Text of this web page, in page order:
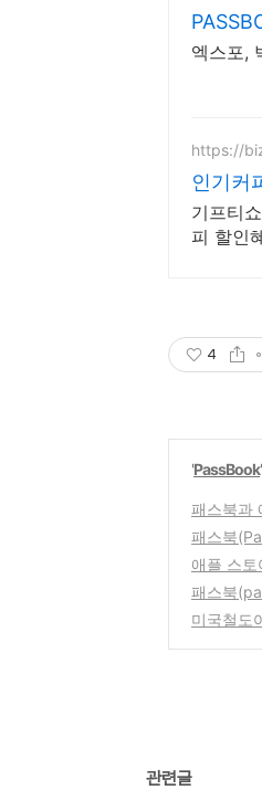
엑스포,
https://
인기커
기프티
피 할인
4
'PassBook
패스북과
패스북
애플 스
패스북
미국철도
관련글